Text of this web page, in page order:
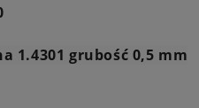
1.4301 grubość 0,5 mm